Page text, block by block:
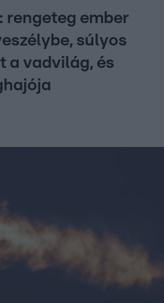
rengeteg ember
súlyos
a vadvilág, és